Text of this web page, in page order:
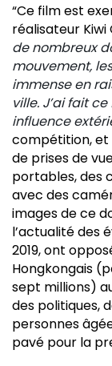
“Ce film est
réalisateur Kiwi
de nombreux
mouvement,
immense en
ville. J’ai fait
influence
compétition, et
de prises de
portables, des
avec des
images de ce
l’actualité des
2019, ont
Hongkongais
sept millions)
des politiques,
personnes
pavé pour la